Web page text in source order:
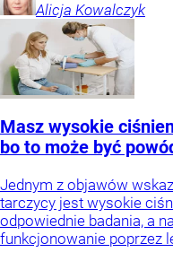
Alicja Kowalczyk
Masz wysokie
bo to może być
Jednym z objawów
tarczycy jest wysokie
odpowiednie badania, a
funkcjonowanie poprzez